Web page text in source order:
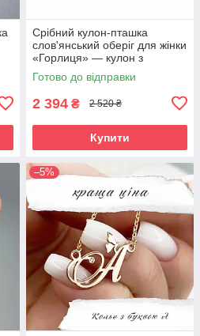
Срібний кулон-пташка
слов'янський оберіг для жінки
«Горлиця» — кулон з
українським орнаментом
Готово до відправки
2 394 ₴ 2 520 ₴
Купити
–5%